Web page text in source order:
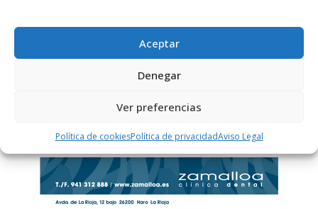
Aceptar
Denegar
Ver preferencias
Política de cookiesPolítica de privacidadAviso Legal